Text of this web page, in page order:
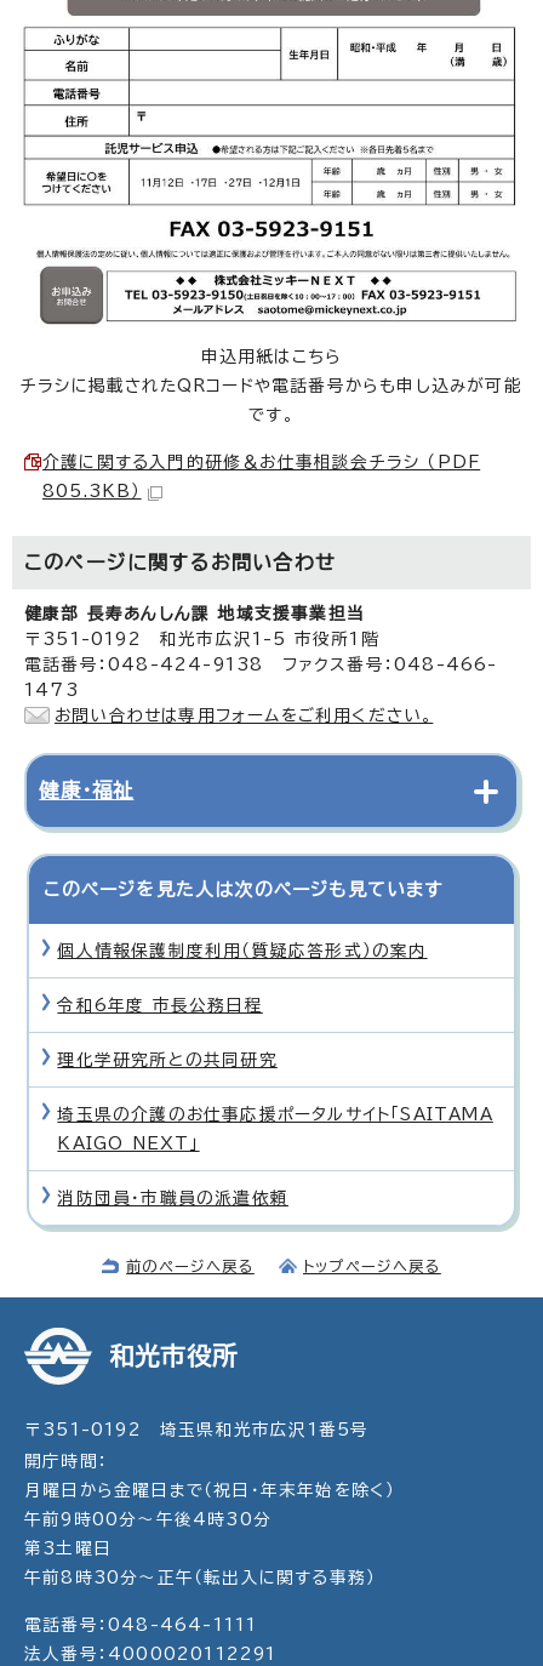
申込用紙はこちら
チラシに掲載されたQRコードや電話番号からも申し込みが可能
です。
介護に関する入門的研修＆お仕事相談会チラシ （PDF
805.3KB）
このページに関する お問い合わせ
健康部 長寿あんしん課 地域支援事業担当
〒351-0192 和光市広沢1-5 市役所1階
電話番号：048-424-9138 ファクス番号：048-466-
1473
お問い合わせは専用フォームをご利用ください。
健康・福祉
このページを見た人は次のページも見ています
個人情報保護制度利用（質疑応答形式）の案内
令和6年度 市長公務日程
理化学研究所との共同研究
埼玉県の介護のお仕事応援ポータルサイト「SAITAMA
KAIGO NEXT」
消防団員・市職員の派遣依頼
前のページへ戻る トップページへ戻る
和光市役所
〒351-0192 埼玉県和光市広沢1番5号
開庁時間：
月曜日から金曜日まで（祝日・年末年始を除く）
午前9時00分～午後4時30分
第3土曜日
午前8時30分～正午（転出入に関する事務）
電話番号：048-464-1111
法人番号：4000020112291